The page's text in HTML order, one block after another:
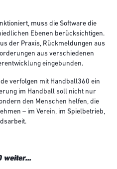
muss die Software die
Ebenen berücksichtigen.
der Praxis, Rückmeldungen aus
aus verschiedenen
eingebunden.
verfolgen mit Handball360 ein
im Handball soll nicht nur
den Menschen helfen, die
– im Verein, im Spielbetrieb,
weiter...